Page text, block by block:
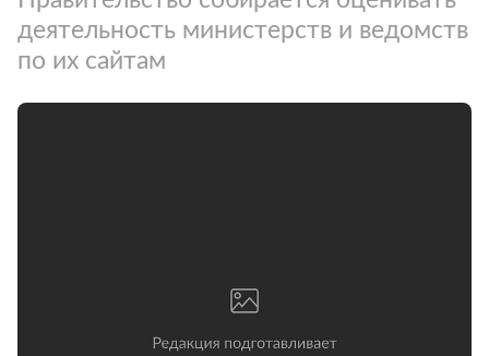
деятельность министерств и ведомств
по их сайтам